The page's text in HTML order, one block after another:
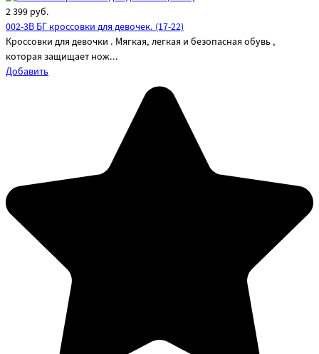
2 399 руб.
002-3B БГ кроссовки для девочек. (17-22)
Кроссовки для девочки . Мягкая, легкая и безопасная обувь ,
которая защищает нож...
Добавить